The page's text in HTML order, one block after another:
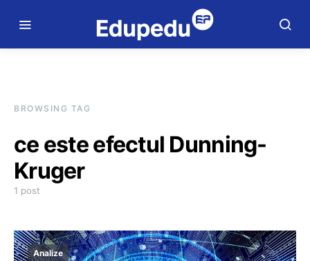
BROWSING TAG
ce este efectul Dunning-
Kruger
1 post
Analize